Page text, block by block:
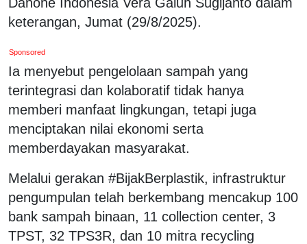
keterangan, Jumat (29/8/2025).
Sponsored
Ia menyebut pengelolaan sampah yang
terintegrasi dan kolaboratif tidak hanya
memberi manfaat lingkungan, tetapi juga
menciptakan nilai ekonomi serta
memberdayakan masyarakat.
Melalui gerakan #BijakBerplastik, infrastruktur
pengumpulan telah berkembang mencakup 100
bank sampah binaan, 11 collection center, 3
TPST, 32 TPS3R, dan 10 mitra recycling